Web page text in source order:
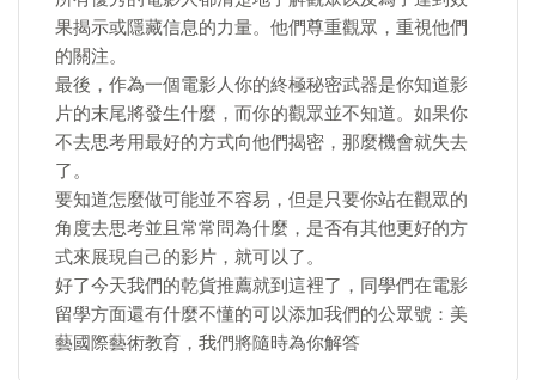
果揭示或隱藏信息的力量。他們尊重觀眾，重視他們
的關注。
最後，作為一個電影人你的終極秘密武器是你知道影
片的末尾將發生什麼，而你的觀眾並不知道。如果你
不去思考用最好的方式向他們揭密，那麼機會就失去
了。
要知道怎麼做可能並不容易，但是只要你站在觀眾的
角度去思考並且常常問為什麼，是否有其他更好的方
式來展現自己的影片，就可以了。
好了今天我們的乾貨推薦就到這裡了，同學們在電影
留學方面還有什麼不懂的可以添加我們的公眾號：美
藝國際藝術教育，我們將隨時為你解答